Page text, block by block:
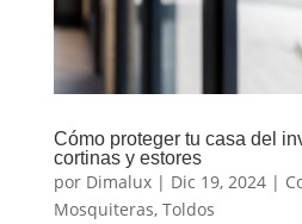
Cómo proteger tu casa del
cortinas y estores
por Dimalux| Dic 19, 2024|
Mosquiteras, Toldos